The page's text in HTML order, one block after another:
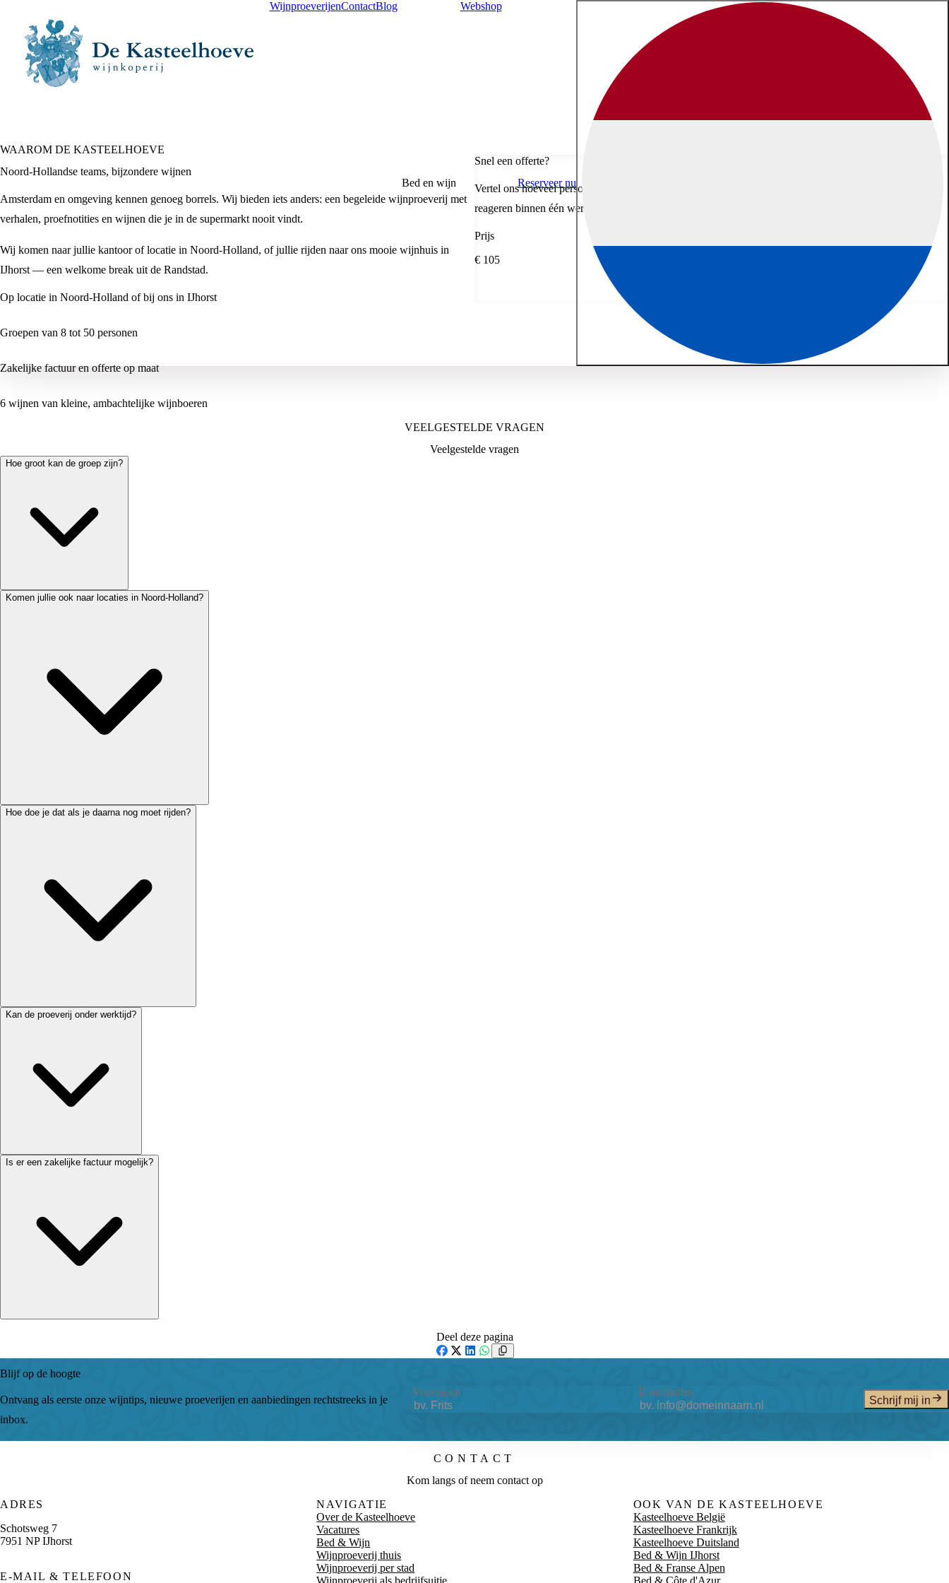
WijnproeverijenContactBlog
Bed en wijn
Webshop
Reserveer nu
WAAROM DE KASTEELHOEVE
Noord-Hollandse teams, bijzondere wijnen
Amsterdam en omgeving kennen genoeg borrels. Wij bieden iets anders: een begeleide wijnproeverij met
verhalen, proefnotities en wijnen die je in de supermarkt nooit vindt.
Wij komen naar jullie kantoor of locatie in Noord-Holland, of jullie rijden naar ons mooie wijnhuis in
IJhorst — een welkome break uit de Randstad.
Op locatie in Noord-Holland of bij ons in IJhorst
Groepen van 8 tot 50 personen
Zakelijke factuur en offerte op maat
6 wijnen van kleine, ambachtelijke wijnboeren
Snel een offerte?
Vertel ons hoeveel personen, de gewenste datum en of jullie naar ons komen of wij naar jullie. We
reageren binnen één werkdag.
Prijs
€ 105
VEELGESTELDE VRAGEN
Veelgestelde vragen
Hoe groot kan de groep zijn?
Komen jullie ook naar locaties in Noord-Holland?
Hoe doe je dat als je daarna nog moet rijden?
Kan de proeverij onder werktijd?
Is er een zakelijke factuur mogelijk?
Deel deze pagina
Blijf op de hoogte
Ontvang als eerste onze wijntips, nieuwe proeverijen en aanbiedingen rechtstreeks in je
inbox.
Voornaam E-mailadres
Schrijf mij in
CONTACT
Kom langs of neem contact op
ADRES
Schotsweg 7
7951 NP IJhorst
E-MAIL & TELEFOON
NAVIGATIE
Over de Kasteelhoeve
Vacatures
Bed & Wijn
Wijnproeverij thuis
Wijnproeverij per stad
Wijnproeverij als bedrijfsuitje
OOK VAN DE KASTEELHOEVE
Kasteelhoeve België
Kasteelhoeve Frankrijk
Kasteelhoeve Duitsland
Bed & Wijn IJhorst
Bed & Franse Alpen
Bed & Côte d'Azur